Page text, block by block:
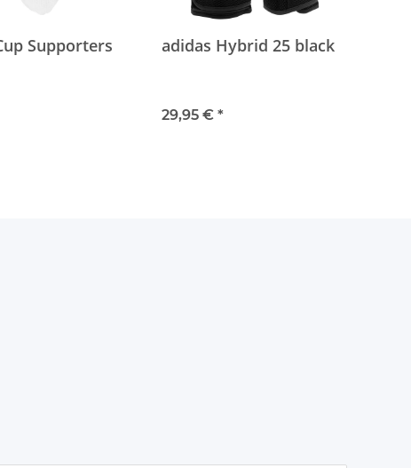
Supporters
adidas Hybrid 25 black
29,95 € *